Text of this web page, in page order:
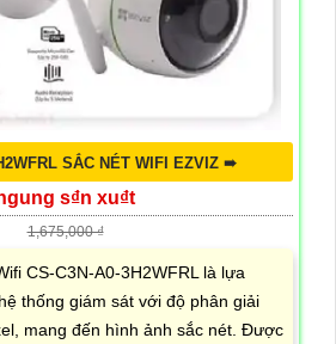
SẮC NÉT WIFI EZVIZ ➠
s₫n xu₫t
1,675,000 ₫
CS-C3N-A0-3H2WFRL là lựa
thống giám sát với độ phân giải
mang đến hình ảnh sắc nét. Được